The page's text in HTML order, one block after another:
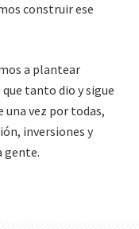
construir ese
a plantear
tanto dio y sigue
una vez por todas,
inversiones y
gente.